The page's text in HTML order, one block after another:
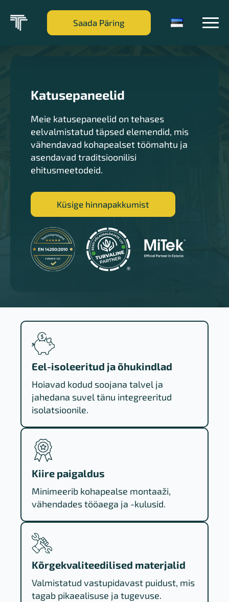
Saada Päring
Katusepaneelid
Meie katusepaneelid on tehases
eelvalmistatud täpsed elemendid, mis
vähendavad kohapealset töömahtu ja
asendavad traditsioonilisi
ehitusmeetodeid.
Küsige hinnapakkumist
Eel-isoleeritud ja õhukindlad
Hoiavad kodud soojana talvel ja
jahedana suvel tänu integreeritud
isolatsioonile.
Kiire paigaldus
Minimeerib kohapealse montaaži,
vähendades tööaega ja -kulusid.
Kõrgekvaliteedilised materjalid
Valmistatud vastupidavast puidust, mis
tagab pikaealisuse ja tugevuse.